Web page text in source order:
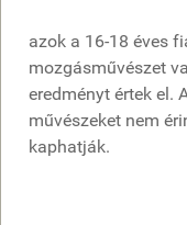
azok a 16-18 éves
mozgásművészet
eredményt értek el.
művészeket nem
kaphatják.